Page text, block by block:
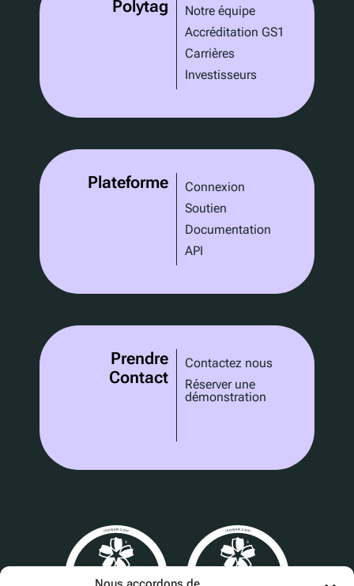
Polytag
Notre équipe
Accréditation GS1
Carrières
Investisseurs
Plateforme
Connexion
Soutien
Documentation
API
Prendre
Contact
Contactez nous
Réserver une
démonstration